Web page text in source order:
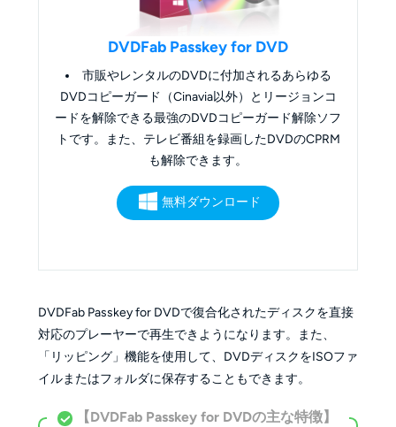
DVDFab Passkey for DVD
市販やレンタルのDVDに付加されるあらゆる
DVDコピーガード（Cinavia以外）とリージョンコ
ードを解除できる最強のDVDコピーガード解除ソフ
トです。また、テレビ番組を録画したDVDのCPRM
も解除できます。
無料ダウンロード
DVDFab Passkey for DVDで復合化されたディスクを直接
対応のプレーヤーで再生できようになります。また、
「リッピング」機能を使用して、DVDディスクをISOファ
イルまたはフォルダに保存することもできます。
【DVDFab Passkey for DVDの主な特徴】